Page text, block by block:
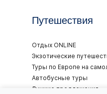
Путешествия
Отдых ONLINE
Экзотические
Туры по Европе на
Автобусные туры
Лучшие предложения